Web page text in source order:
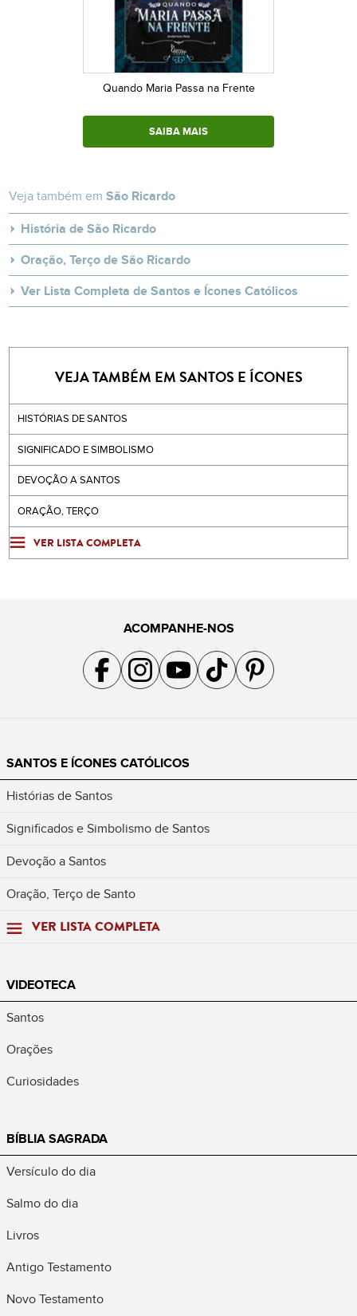
Quando Maria Passa na Frente
SAIBA MAIS
Veja também emSão Ricardo
História de São Ricardo
Oração, Terço de São Ricardo
Ver Lista Completa de Santos e Ícones Católicos
VEJA TAMBÉM EM SANTOS E ÍCONES
HISTÓRIAS DE SANTOS
SIGNIFICADO E SIMBOLISMO
DEVOÇÃO A SANTOS
ORAÇÃO, TERÇO
VER LISTA COMPLETA
ACOMPANHE-NOS
Acompanhe a gente no Facebook
Acompanhe a gente no Instagram
Acompanhe a gente no YouTube
Acompanhe a gente no TikTok
Acompanhe a gente no
SANTOS E ÍCONES CATÓLICOS
Histórias de Santos
Significados e Simbolismo de Santos
Devoção a Santos
Oração, Terço de Santo
VER LISTA COMPLETA
VIDEOTECA
Santos
Orações
Curiosidades
BÍBLIA SAGRADA
Versículo do dia
Salmo do dia
Livros
Antigo Testamento
Novo Testamento